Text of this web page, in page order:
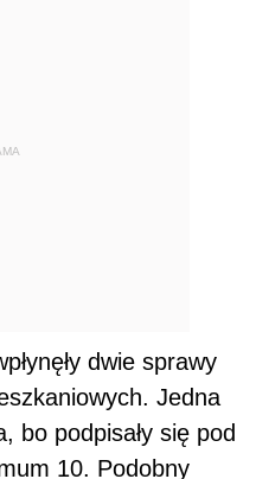
dwie sprawy
Jedna
bo podpisały się pod
10. Podobny